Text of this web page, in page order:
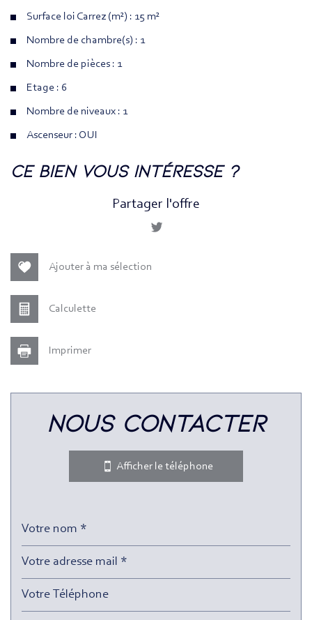
Surface loi Carrez (m²) : 15 m²
Nombre de chambre(s) : 1
Nombre de pièces : 1
Etage : 6
Nombre de niveaux : 1
Ascenseur : OUI
la ville de paris (75010)
Bar
École maternelle
Enseignement supérieur
Bureau de poste
ce bien vous intéresse ?
Partager l'offre
Ajouter à ma sélection
Calculette
Imprimer
nous contacter
Afficher le téléphone